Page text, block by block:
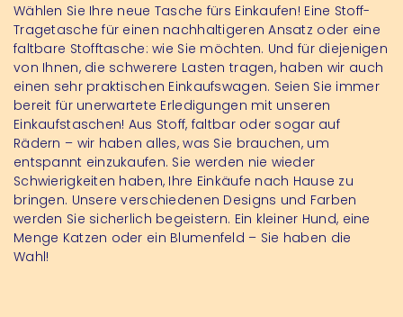
Wählen Sie Ihre neue Tasche fürs Einkaufen! Eine Stoff-
Tragetasche für einen nachhaltigeren Ansatz oder eine
faltbare Stofftasche: wie Sie möchten. Und für diejenigen
von Ihnen, die schwerere Lasten tragen, haben wir auch
einen sehr praktischen Einkaufswagen. Seien Sie immer
bereit für unerwartete Erledigungen mit unseren
Einkaufstaschen! Aus Stoff, faltbar oder sogar auf
Rädern – wir haben alles, was Sie brauchen, um
entspannt einzukaufen. Sie werden nie wieder
Schwierigkeiten haben, Ihre Einkäufe nach Hause zu
bringen. Unsere verschiedenen Designs und Farben
werden Sie sicherlich begeistern. Ein kleiner Hund, eine
Menge Katzen oder ein Blumenfeld – Sie haben die
Wahl!